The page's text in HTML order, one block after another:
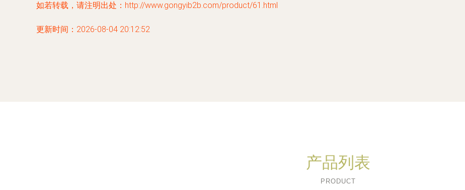
如若转载，请注明出处：http://www.gongyib2b.com/product/61.html
更新时间：2026-08-04 20:12:52
产品列表
PRODUCT